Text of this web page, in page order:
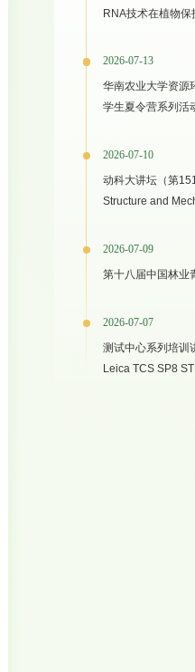
RNA技术在植物保
2026-07-13
华南农业大学资源
学生夏令营系列活
2026-07-10
动科大讲坛（第
Structure and
2026-07-09
第十八届中国林业
2026-07-07
测试中心系列培训
Leica TCS SP8